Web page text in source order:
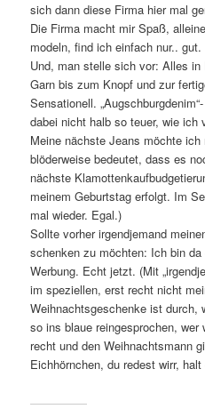
sich dann diese Firma hier mal
Die Firma macht mir Spaß,
modeln, find ich einfach nur.. gut.
Und, man stelle sich vor: Alles
Garn bis zum Knopf und zur
Sensationell.
dabei nicht halb so teuer, wie ich
Meine nächste Jeans möchte ich
blöderweise bedeutet, dass es
nächste
meinem Geburtstag erfolgt. Im
mal wieder. Egal.)
Sollte vorher irgendjemand
schenken zu möchten: Ich bin
Werbung. Echt jetzt. (Mit
im speziellen, erst recht nicht
Weihnachtsgeschenke ist durch,
so ins blaue reingesprochen,
recht und den Weihnachtsmann
Eichhörnchen, du redest wirr,